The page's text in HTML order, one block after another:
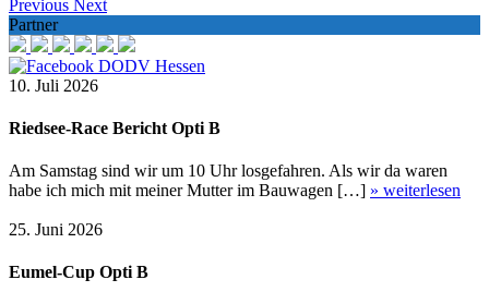
Previous Next
Partner
DODV Hessen
10. Juli 2026
Riedsee-Race Bericht Opti B
Am Samstag sind wir um 10 Uhr losgefahren. Als wir da waren
habe ich mich mit meiner Mutter im Bauwagen […] » weiterlesen
25. Juni 2026
Eumel-Cup Opti B